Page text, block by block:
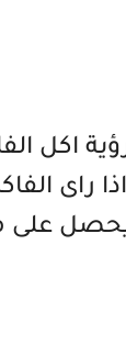
اكل
راى
على مال